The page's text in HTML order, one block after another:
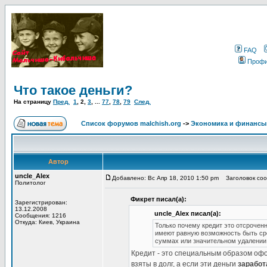
FAQ
Что такое деньги?
На страницу Пред. 1 2 3 77 78 79 След.
Список форумов malchish.org -> Экономика и финансы
Автор
uncle_Alex
Политолог
Зарегистрирован:
13.12.2008
Сообщения: 1216
Откуда: Киев, Украина
Добавлено: Вс Апр 18, 2010 1:50 pm Заголовок
Фикрет писал(а):
uncle_Alex писал(а):
Только почему кредит это
имеют равную возможность быть
суммах или значительном
Кредит - это специальным образом
взяты в долг, а если эти деньги